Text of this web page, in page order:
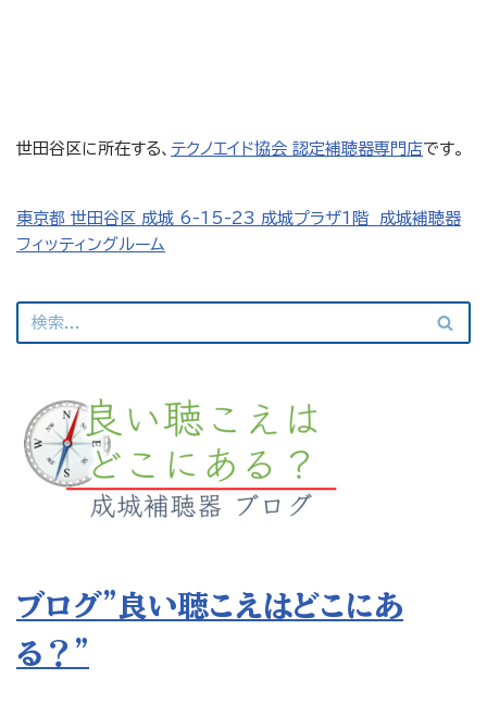
世田谷区に所在する、 テクノエイド協会 認定補聴器専門店です。
東京都 世田谷区 成城 6-15-23 成城プラザ1階 成城補聴器
フィッティングルーム
ブログ”良い聴こえはどこにあ
る？”